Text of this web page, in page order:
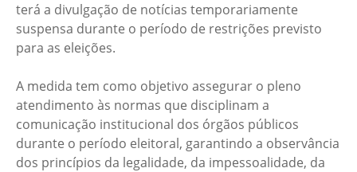
terá a divulgação de notícias temporariamente
suspensa durante o período de restrições previsto
para as eleições.
A medida tem como objetivo assegurar o pleno
atendimento às normas que disciplinam a
comunicação institucional dos órgãos públicos
durante o período eleitoral, garantindo a observância
dos princípios da legalidade, da impessoalidade, da